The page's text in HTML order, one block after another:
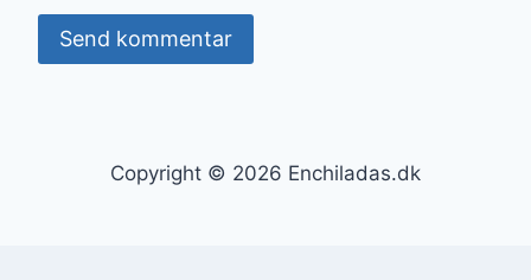
Copyright © 2026 Enchiladas.dk